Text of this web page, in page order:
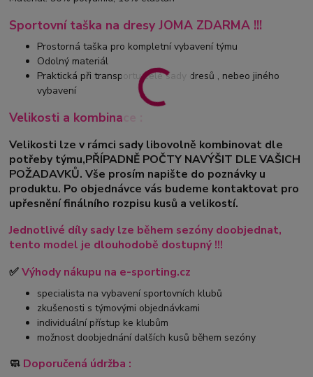
Sportovní taška na dresy JOMA ZDARMA !!!
Prostorná taška pro kompletní vybavení týmu
Odolný materiál
Praktická při transportu celé sady dresů , nebeo jiného
vybavení
Velikosti a kombinace :
Velikosti lze v rámci sady libovolně kombinovat dle
potřeby týmu,PŘÍPADNĚ POČTY NAVÝŠIT DLE VAŠICH
POŽADAVKŮ. Vše prosím napište do poznávky u
produktu. Po objednávce vás budeme kontaktovat pro
upřesnění finálního rozpisu kusů a velikostí.
Jednotlivé díly sady lze během sezóny doobjednat,
tento model je dlouhodobě dostupný !!!
✅Výhody nákupu na e-sporting.cz
specialista na vybavení sportovních klubů
zkušenosti s týmovými objednávkami
individuální přístup ke klubům
možnost doobjednání dalších kusů během sezóny
🧼 Doporučená údržba :